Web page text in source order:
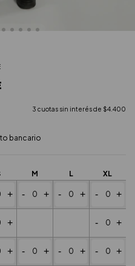
3 cuotas sin interés de $4.400
bancario
M L XL
+ - + - + - +
+ - +
+ - + - + - +